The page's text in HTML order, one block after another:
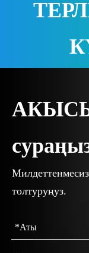
толтуруңуз.